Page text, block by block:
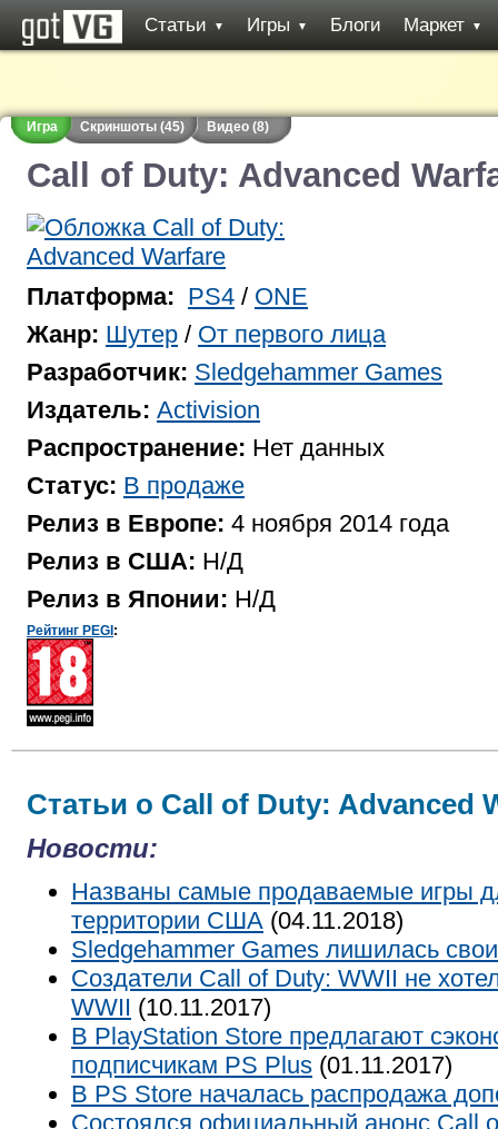
Статьи ▼ Игры ▼ Блоги Маркет ▼
Игра Скриншоты (45) Видео (8)
Call of Duty: Advanced
Платформа: PS4 / ONE
Жанр: Шутер / От первого лица
Разработчик: Sledgehammer Games
Издатель: Activision
Распространение: Нет данных
Статус: В продаже
Релиз в Европе: 4 ноября 2014 года
Релиз в США: Н/Д
Релиз в Японии: Н/Д
Рейтинг PEGI :
Статьи о Call of Duty: Advanced
Новости:
Названы самые продаваемые игры
территории США (04.11.2018)
Sledgehammer Games лишилась
Создатели Call of Duty: WWII не
WWII (10.11.2017)
В PlayStation Store предлагают
подписчикам PS Plus (01.11.2017)
В PS Store началась распродажа
Состоялся официальный анонс Call